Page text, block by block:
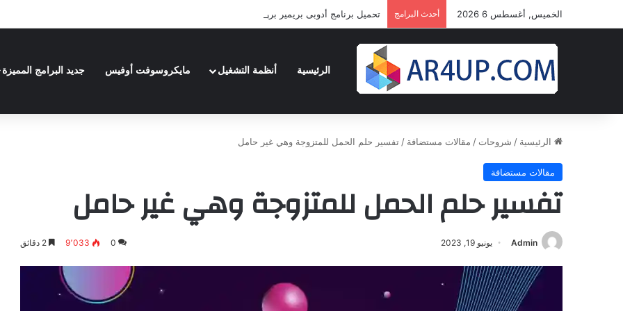
الخميس, أغسطس 6 2026 أحدث البرامج تحميل برنامج أدوبى بريمير برو 2024 | Adobe Premiere Pro 2024
الرئيسية أنظمة التشغيل مايكروسوفت أوفيس جديد البرامج المميزة
الرئيسية / شروحات / مقالات مستضافة / تفسير حلم الحمل للمتزوجة وهي غير حامل
مقالات مستضافة
تفسير حلم الحمل للمتزوجة وهي غير حامل
Admin يونيو 19, 2023 0 9٬033